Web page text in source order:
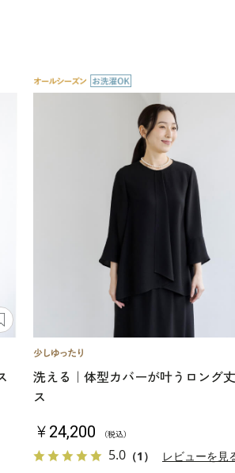
洗える｜体型カバーが叶うロング
ス
￥24,200 （税込）
5.0（1） レビューを見